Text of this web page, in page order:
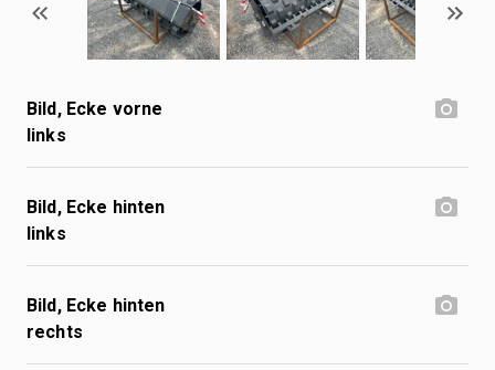
Bild, Ecke vorne
links
Bild, Ecke hinten
links
Bild, Ecke hinten
rechts